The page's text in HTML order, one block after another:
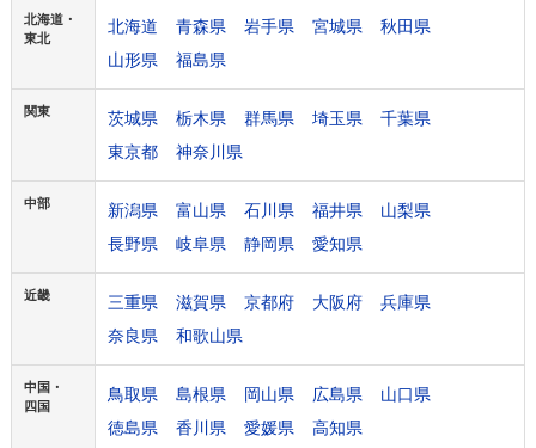
北海道・
東北
北海道 青森県 岩手県 宮城県
秋田県
山形県
福島県
関東 茨城県 栃木県 群馬県 埼玉県
千葉県
東京都
神奈川県
中部 新潟県 富山県 石川県 福井県
山梨県
長野県
岐阜県 静岡県 愛知県
近畿 三重県 滋賀県 京都府 大阪府
兵庫県
奈良県
和歌山県
中国・
四国
鳥取県 島根県 岡山県 広島県
山口県
徳島県
香川県 愛媛県 高知県